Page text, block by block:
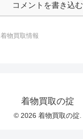
コメントを書き込む
着物買取情報
着物買取の掟
© 2026 着物買取の掟.